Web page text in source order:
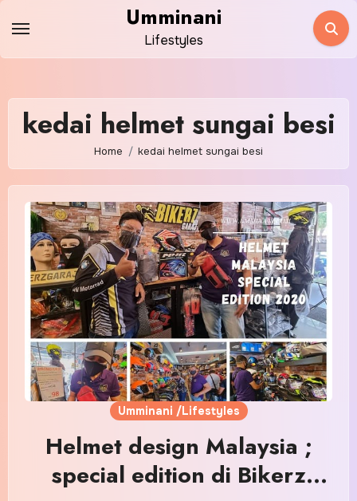
content
Umminani
Lifestyles
kedai helmet sungai besi
Home kedai helmet sungai besi
Umminani /Lifestyles
Helmet design Malaysia ;
special edition di Bikerz